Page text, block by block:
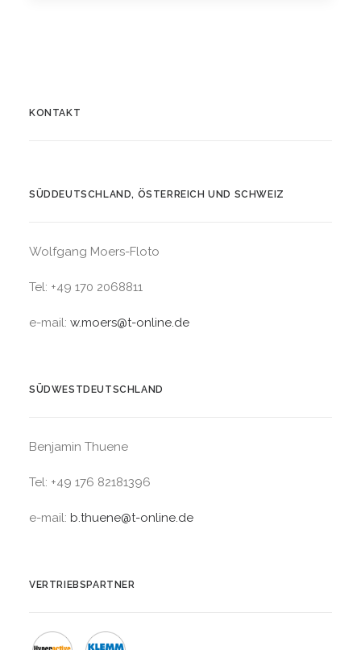
KONTAKT
SÜDDEUTSCHLAND, ÖSTERREICH UND SCHWEIZ
Wolfgang Moers-Floto
Tel: +49 170 2068811
e-mail: w.moers@t-online.de
SÜDWESTDEUTSCHLAND
Benjamin Thuene
Tel: +49 176 82181396
e-mail: b.thuene@t-online.de
VERTRIEBSPARTNER